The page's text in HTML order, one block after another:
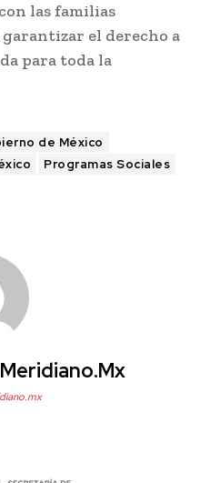
las familias
el derecho a
para toda la
de México
Programas Sociales